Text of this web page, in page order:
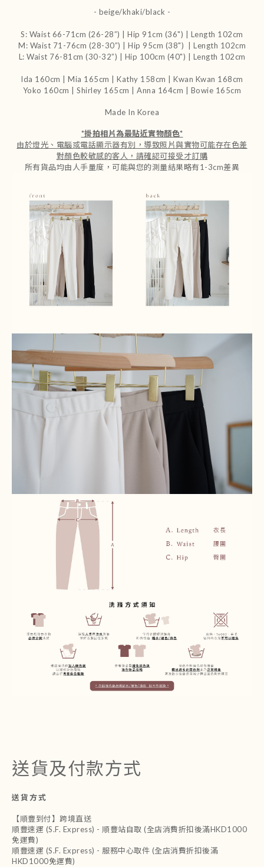
- beige/khaki/black -
S: Waist 66-71cm (26-28”) | Hip 91cm (36") | Length 102cm
M: Waist 71-76cm (28-30”) | Hip 95cm (38") | Length 102cm
L: Waist 76-81cm (30-32”) | Hip 100cm (40") | Length 102cm
Ida 160cm | Mia 165cm | Kathy 158cm |Kwan Kwan 168cm
Yoko 160cm | Shirley 165cm
| Anna 164cm | Bowie 165cm
Made In Korea
*掛拍相片為最貼近實物顏色*
由於燈光、電腦或電話顯示器有別，導致照片與實物可能存在色差
對顏色較敏感的客人，請確認可接受才訂購
所有貨品均由人手量度，可能與您的測量結果略有1-3cm差異
送貨及付款方式
送貨方式
【順豐到付】跨境直送
順豐速運 (S.F. Express) - 順豐站自取 (全店消費折扣後滿HKD1000
免運費)
順豐速運 (S.F. Express) - 服務中心取件 (全店消費折扣後滿
HKD1000免運費)